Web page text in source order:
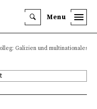
Menu
Galizien und multinationales